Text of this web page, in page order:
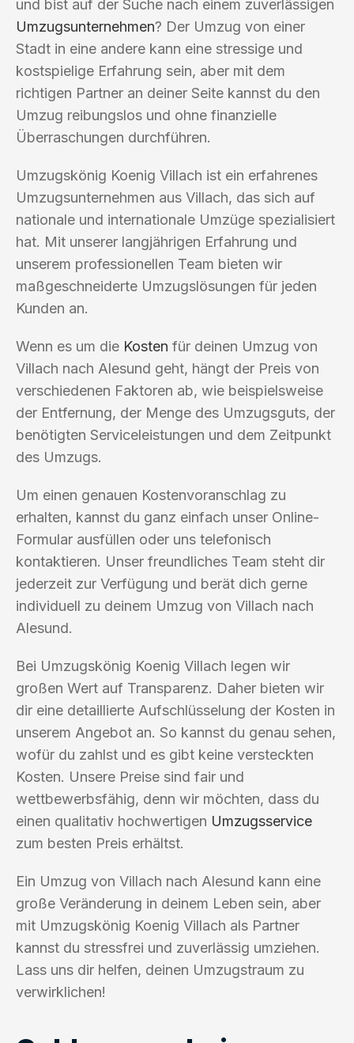
und bist auf der Suche nach einem zuverlässigen
Umzugsunternehmen? Der Umzug von einer
Stadt in eine andere kann eine stressige und
kostspielige Erfahrung sein, aber mit dem
richtigen Partner an deiner Seite kannst du den
Umzug reibungslos und ohne finanzielle
Überraschungen durchführen.
Umzugskönig Koenig Villach ist ein erfahrenes
Umzugsunternehmen aus Villach, das sich auf
nationale und internationale Umzüge spezialisiert
hat. Mit unserer langjährigen Erfahrung und
unserem professionellen Team bieten wir
maßgeschneiderte Umzugslösungen für jeden
Kunden an.
Wenn es um die Kosten für deinen Umzug von
Villach nach Alesund geht, hängt der Preis von
verschiedenen Faktoren ab, wie beispielsweise
der Entfernung, der Menge des Umzugsguts, der
benötigten Serviceleistungen und dem Zeitpunkt
des Umzugs.
Um einen genauen Kostenvoranschlag zu
erhalten, kannst du ganz einfach unser Online-
Formular ausfüllen oder uns telefonisch
kontaktieren. Unser freundliches Team steht dir
jederzeit zur Verfügung und berät dich gerne
individuell zu deinem Umzug von Villach nach
Alesund.
Bei Umzugskönig Koenig Villach legen wir
großen Wert auf Transparenz. Daher bieten wir
dir eine detaillierte Aufschlüsselung der Kosten in
unserem Angebot an. So kannst du genau sehen,
wofür du zahlst und es gibt keine versteckten
Kosten. Unsere Preise sind fair und
wettbewerbsfähig, denn wir möchten, dass du
einen qualitativ hochwertigen Umzugsservice
zum besten Preis erhältst.
Ein Umzug von Villach nach Alesund kann eine
große Veränderung in deinem Leben sein, aber
mit Umzugskönig Koenig Villach als Partner
kannst du stressfrei und zuverlässig umziehen.
Lass uns dir helfen, deinen Umzugstraum zu
verwirklichen!